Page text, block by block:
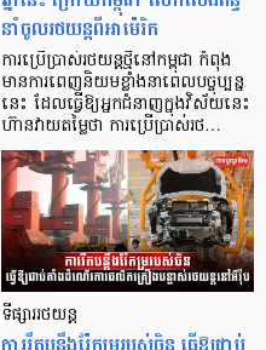
នាំចូលរថយន្តពីអាម៉េរិក
ការប្រើប្រាស់រថយន្តថ្មីនៅកម្ពុជា កំពុង
មានការពេញនិយមខ្លាំងនាពេលបច្ចុប្បន្ន
នេះ ដែលធ្វើឱ្យអ្នកជំនាញក្នុងវិស័យនេះ
ហ៊ានវាយតម្លៃថា ការប្រើប្រាស់រថ…
ទីផ្សាររថយន្ត